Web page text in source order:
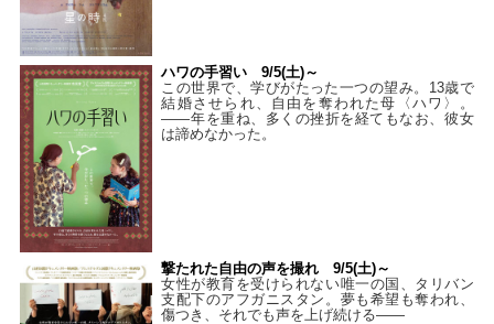
ハワの手習い 9/5(土)～
この世界で、学びがたった一つの望み。13歳で
結婚させられ、自由を奪われた母〈ハワ〉。
——年を重ね、多くの挫折を経てもなお、彼女
は諦めなかった。
撃たれた自由の声を撮れ 9/5(土)～
女性が教育を受けられない唯一の国、タリバン
支配下のアフガニスタン。夢も希望も奪われ、
傷つき、それでも声を上げ続ける——